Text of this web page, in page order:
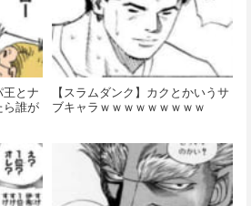
王とナ
ら誰が
【スラムダンク】カクとかいうサ
ブキャラｗｗｗｗｗｗｗｗｗ